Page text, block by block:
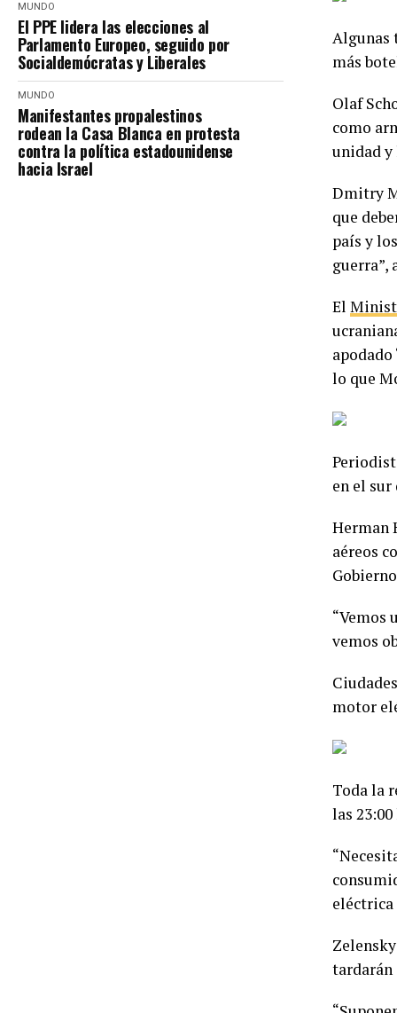
MUNDO
El PPE lidera las elecciones al
Parlamento Europeo, seguido por
Socialdemócratas y Liberales
MUNDO
Manifestantes propalestinos
rodean la Casa Blanca en protesta
contra la política estadounidense
hacia Israel
Algunas
más
Olaf
como
unidad y
Dmitry
que
país y
guerra”,
El
lo que
en el sur
Herman
aéreos
“Vemos
vemos
motor
Toda la
las
tardarán